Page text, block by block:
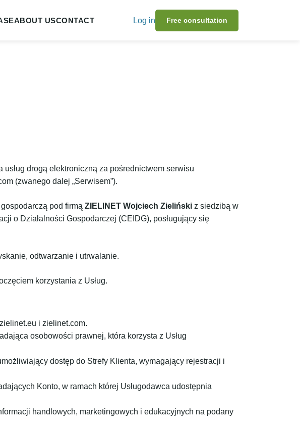
ABOUT USCONTACT Log in Free consultation
drogą elektroniczną za pośrednictwem serwisu
(zwanego dalej „Serwisem”).
pod firmą ZIELINET Wojciech Zieliński z siedzibą w
o Działalności Gospodarczej (CEIDG), posługujący się
odtwarzanie i utrwalanie.
korzystania z Usług.
i zielinet.com.
osobowości prawnej, która korzysta z Usług
dostęp do Strefy Klienta, wymagający rejestracji i
Konto, w ramach której Usługodawca udostępnia
handlowych, marketingowych i edukacyjnych na podany